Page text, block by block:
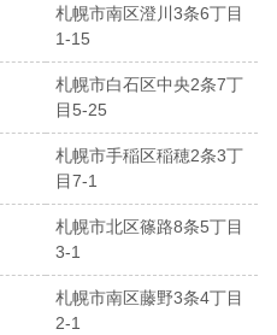
札幌市南区澄川3条6丁目
1-15
札幌市白石区中央2条7丁
目5-25
札幌市手稲区稲穂2条3丁
目7-1
札幌市北区篠路8条5丁目
3-1
札幌市南区藤野3条4丁目
2-1